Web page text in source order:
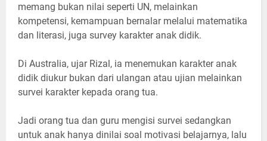
memang bukan nilai seperti UN, melainkan
kompetensi, kemampuan bernalar melalui matematika
dan literasi, juga survey karakter anak didik.
Di Australia, ujar Rizal, ia menemukan karakter anak
didik diukur bukan dari ulangan atau ujian melainkan
survei karakter kepada orang tua.
Jadi orang tua dan guru mengisi survei sedangkan
untuk anak hanya dinilai soal motivasi belajarnya, lalu